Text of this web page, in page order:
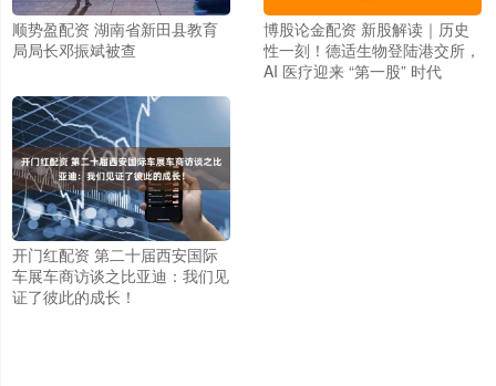
顺势盈配资 湖南省新田县教育
局局长邓振斌被查
博股论金配资 新股解读｜历史
性一刻！德适生物登陆港交所，
AI 医疗迎来 “第一股” 时代
开门红配资 第二十届西安国际
车展车商访谈之比亚迪：我们见
证了彼此的成长！